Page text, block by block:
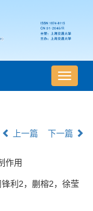
导
航
上一篇 下一篇
作用
利2，蒯榕2，徐莹